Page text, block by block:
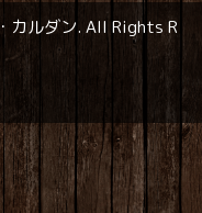
カルダン. All Rights R